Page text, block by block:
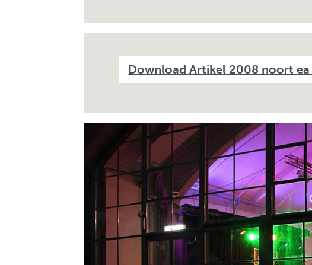
Download Artikel 2008 noort